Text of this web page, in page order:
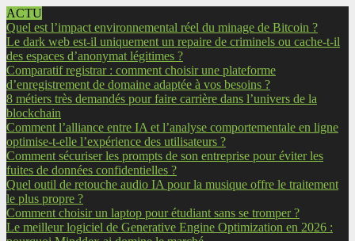
ACTU
Quel est l’impact environnemental réel du minage de Bitcoin ?
Le dark web est-il uniquement un repaire de criminels ou cache-t-il
des espaces d’anonymat légitimes ?
Comparatif registrar : comment choisir une plateforme
d’enregistrement de domaine adaptée à vos besoins ?
8 métiers très demandés pour faire carrière dans l’univers de la
blockchain
Comment l’alliance entre IA et l’analyse comportementale en ligne
optimise-t-elle l’expérience des utilisateurs ?
Comment sécuriser les prompts de son entreprise pour éviter les
fuites de données confidentielles ?
Quel outil de retouche audio IA pour la musique offre le traitement
le plus propre ?
Comment choisir un laptop pour étudiant sans se tromper ?
Le meilleur logiciel de Generative Engine Optimization en 2026 :